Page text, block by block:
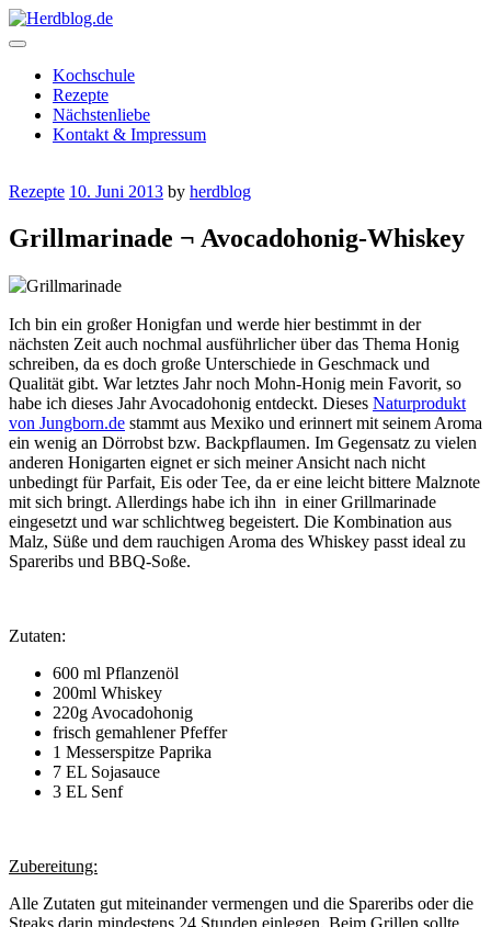
Skip
to
Herdblog.de
Kochschule
Rezepte
Nächstenliebe
Kontakt & Impressum
Rezepte 10. Juni 2013 by herdblog
Grillmarinade ¬ Avocadohonig-Whiskey
Ich bin ein großer Honigfan und werde hier bestimmt in der
nächsten Zeit auch nochmal ausführlicher über das Thema Honig
schreiben, da es doch große Unterschiede in Geschmack und
Qualität gibt. War letztes Jahr noch Mohn-Honig mein Favorit, so
habe ich dieses Jahr Avocadohonig entdeckt. Dieses Naturprodukt
von Jungborn.de stammt aus Mexiko und erinnert mit seinem Aroma
ein wenig an Dörrobst bzw. Backpflaumen. Im Gegensatz zu vielen
anderen Honigarten eignet er sich meiner Ansicht nach nicht
unbedingt für Parfait, Eis oder Tee, da er eine leicht bittere Malznote
mit sich bringt. Allerdings habe ich ihn in einer Grillmarinade
eingesetzt und war schlichtweg begeistert. Die Kombination aus
Malz, Süße und dem rauchigen Aroma des Whiskey passt ideal zu
Spareribs und BBQ-Soße.
Zutaten:
600 ml Pflanzenöl
200ml Whiskey
220g Avocadohonig
frisch gemahlener Pfeffer
1 Messerspitze Paprika
7 EL Sojasauce
3 EL Senf
Zubereitung:
Alle Zutaten gut miteinander vermengen und die Spareribs oder die
Steaks darin mindestens 24 Stunden einlegen. Beim Grillen sollte